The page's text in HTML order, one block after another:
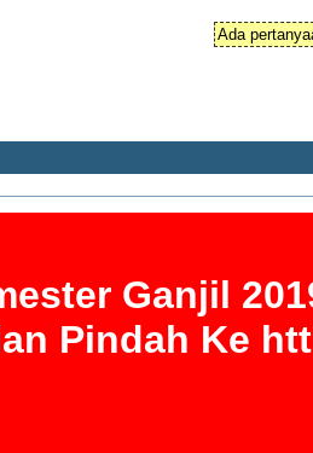
Ada
Ganjil
Pindah Ke